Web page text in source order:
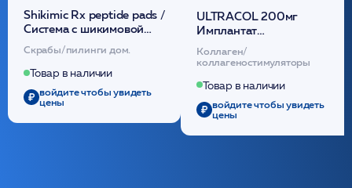
Shikimic Rx peptide pads /
Cистема с шикимовой
кислотой обновляющая
(30шт) /HP
Скрабы/пилинги дом.
Товар в наличии
войдите чтобы увидеть
цены
ULTRACOL 200мг
Имплантат
внутридермальный,
стерильный на основе
полидиоксанона
/ULTRACOL
Коллаген/
коллагеностимуляторы
Товар в наличии
войдите чтобы увидеть
цены